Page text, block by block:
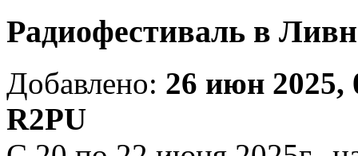
Радиофестиваль в
Добавлено: 26 июн 2025,
R2PU